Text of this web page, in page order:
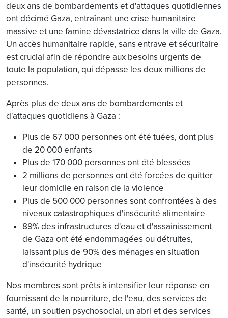
deux ans de bombardements et d'attaques quotidiennes
ont décimé Gaza, entraînant une crise humanitaire
massive et une famine dévastatrice dans la ville de Gaza.
Un accès humanitaire rapide, sans entrave et sécuritaire
est crucial afin de répondre aux besoins urgents de
toute la population, qui dépasse les deux millions de
personnes.
Après plus de deux ans de bombardements et
d'attaques quotidiens à Gaza :
Plus de 67 000 personnes ont été tuées, dont plus
de 20 000 enfants
Plus de 170 000 personnes ont été blessées
2 millions de personnes ont été forcées de quitter
leur domicile en raison de la violence
Plus de 500 000 personnes sont confrontées à des
niveaux catastrophiques d'insécurité alimentaire
89% des infrastructures d'eau et d'assainissement
de Gaza ont été endommagées ou détruites,
laissant plus de 90% des ménages en situation
d'insécurité hydrique
Nos membres sont prêts à intensifier leur réponse en
fournissant de la nourriture, de l'eau, des services de
santé, un soutien psychosocial, un abri et des services